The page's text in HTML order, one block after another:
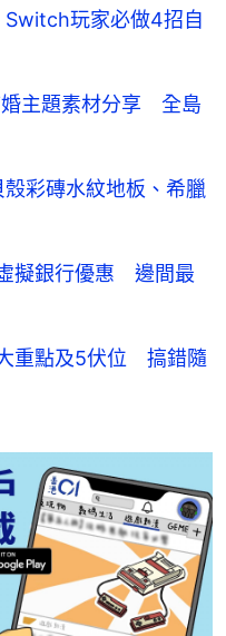
玩家必做4招自
婚主題素材分享 全島
彩磚水紋地板、希臘
擬銀行優惠 邊間最
重點及5伏位 搞錯隨